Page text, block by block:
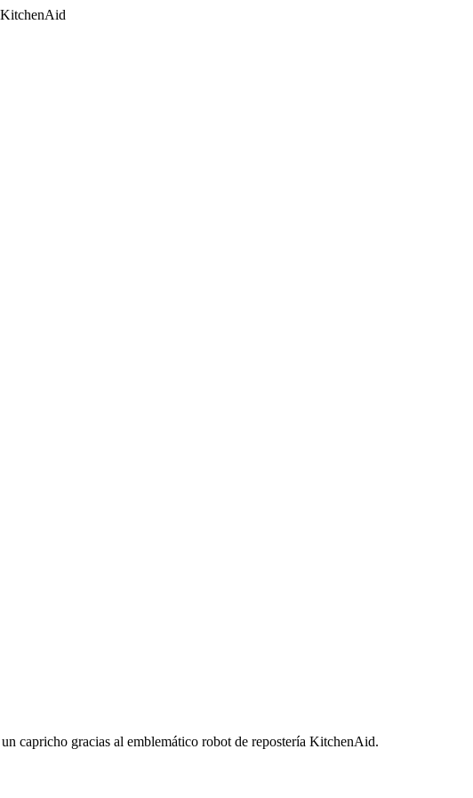
KitchenAid
capricho gracias al emblemático robot de repostería KitchenAid.